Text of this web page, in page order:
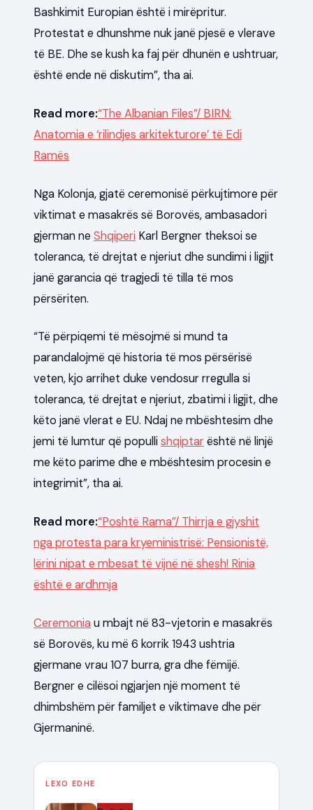
Bashkimit Europian është i mirëpritur.
Protestat e dhunshme nuk janë pjesë e vlerave
të BE. Dhe se kush ka faj për dhunën e ushtruar,
është ende në diskutim”, tha ai.
Read more:“The Albanian Files”/ BIRN:
Anatomia e ‘rilindjes arkitekturore’ të Edi
Ramës
Nga Kolonja, gjatë ceremonisë përkujtimore për
viktimat e masakrës së Borovës, ambasadori
gjerman ne Shqiperi Karl Bergner theksoi se
toleranca, të drejtat e njeriut dhe sundimi i ligjit
janë garancia që tragjedi të tilla të mos
përsëriten.
“Të përpiqemi të mësojmë si mund ta
parandalojmë që historia të mos përsërisë
veten, kjo arrihet duke vendosur rregulla si
toleranca, të drejtat e njeriut, zbatimi i ligjit, dhe
këto janë vlerat e EU. Ndaj ne mbështesim dhe
jemi të lumtur që popullishqiptarështë në linjë
me këto parime dhe e mbështesim procesin e
integrimit”, tha ai.
Read more:“Poshtë Rama”/ Thirrja e gjyshit
nga protesta para kryeministrisë: Pensionistë,
lërini nipat e mbesat të vijnë në shesh! Rinia
është e ardhmja
Ceremonia u mbajt në 83-vjetorin e masakrës
së Borovës, ku më 6 korrik 1943 ushtria
gjermane vrau 107 burra, gra dhe fëmijë.
Bergner e cilësoi ngjarjen një moment të
dhimbshëm për familjet e viktimave dhe për
Gjermaninë.
LEXO EDHE